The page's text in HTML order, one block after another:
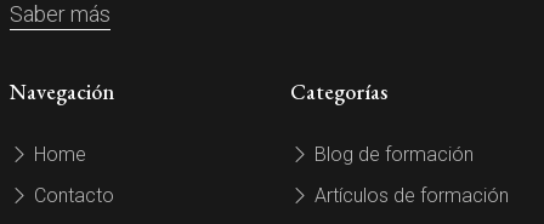
Saber más
Navegación
Home
Contacto
Categorías
Blog de formación
Artículos de formación